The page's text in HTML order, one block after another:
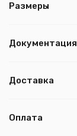
Размеры
Документация
Доставка
Оплата